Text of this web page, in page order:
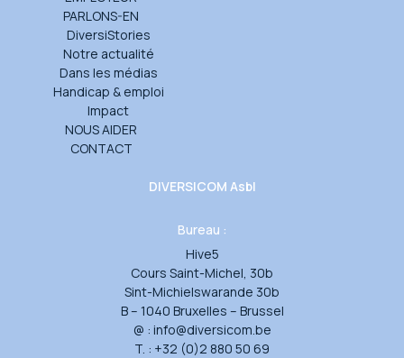
DIVERSICOM Asbl
Bureau :
Hive5
Cours Saint-Michel, 30b
Sint-Michielswarande 30b
B – 1040 Bruxelles – Brussel
@ : info@diversicom.be
T. : +32 (0)2 880 50 69
PARLONS-EN
DiversiStories
Notre actualité
Dans les médias
Handicap & emploi
Impact
NOUS AIDER
CONTACT